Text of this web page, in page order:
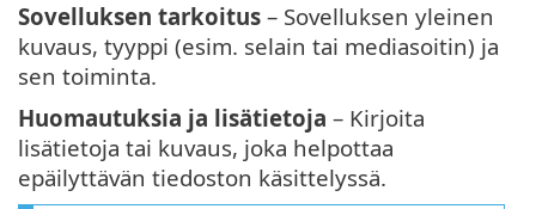
Sovelluksen tarkoitus – Sovelluksen yleinen
kuvaus, tyyppi (esim. selain tai mediasoitin) ja
sen toiminta.
Huomautuksia ja lisätietoja – Kirjoita
lisätietoja tai kuvaus, joka helpottaa
epäilyttävän tiedoston käsittelyssä.